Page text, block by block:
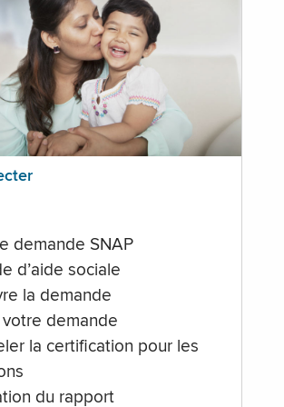
demande SNAP
d’aide sociale
la demande
votre demande
la certification pour les
du rapport